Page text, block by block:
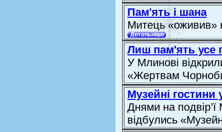
Пам'ять і шана
Митець «оживив»
Лиш пам'ять усе
У Млинові
«Жертвам
Музейні гостини
Днями на
відбулись